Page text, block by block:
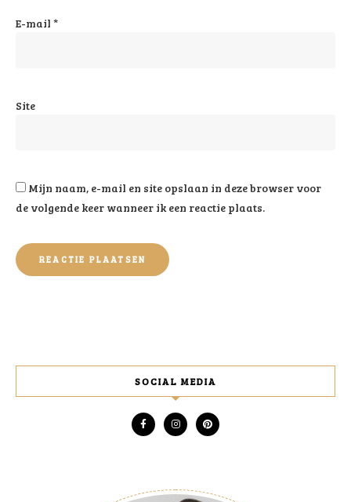
E-mail *
Site
Mijn naam, e-mail en site opslaan in deze browser voor
de volgende keer wanneer ik een reactie plaats.
SOCIAL MEDIA